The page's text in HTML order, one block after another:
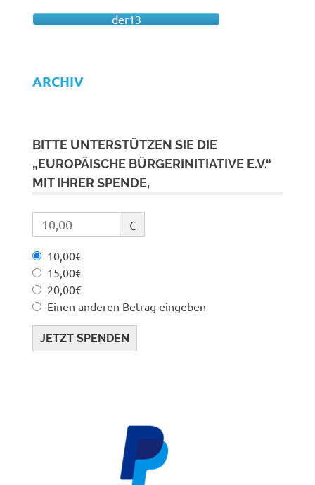
der13
ARCHIV
BITTE UNTERSTÜTZEN SIE DIE
„EUROPÄISCHE BÜRGERINITIATIVE E.V.“
MIT IHRER SPENDE,
€
10,00€
15,00€
20,00€
Einen anderen Betrag eingeben
JETZT SPENDEN